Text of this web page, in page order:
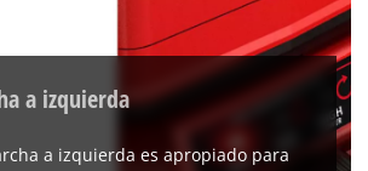
a izquierda
a izquierda es apropiado para